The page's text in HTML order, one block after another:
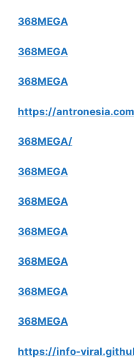
368MEGA
368MEGA
368MEGA
https://
368MEGA/
368MEGA
368MEGA
368MEGA
368MEGA
368MEGA
368MEGA
https://info-